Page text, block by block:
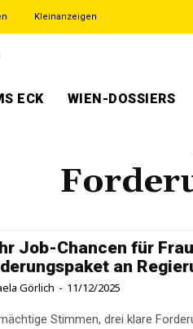
Kleinanzeigen
ECK WIEN-DOSSIERS
Job-Chancen für
an
Görlich - 11/12/2025
Stimmen, drei klare